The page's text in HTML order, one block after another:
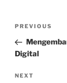
Previous
Post
PREVIOUS
Digital
Next
NEXT